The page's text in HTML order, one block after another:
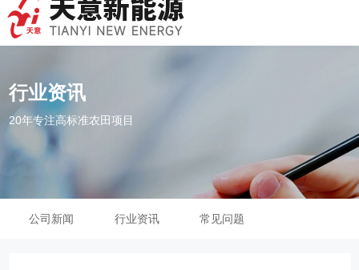
行业资讯
20年专注高标准农田项目
公司新闻 行业资讯 常见问题